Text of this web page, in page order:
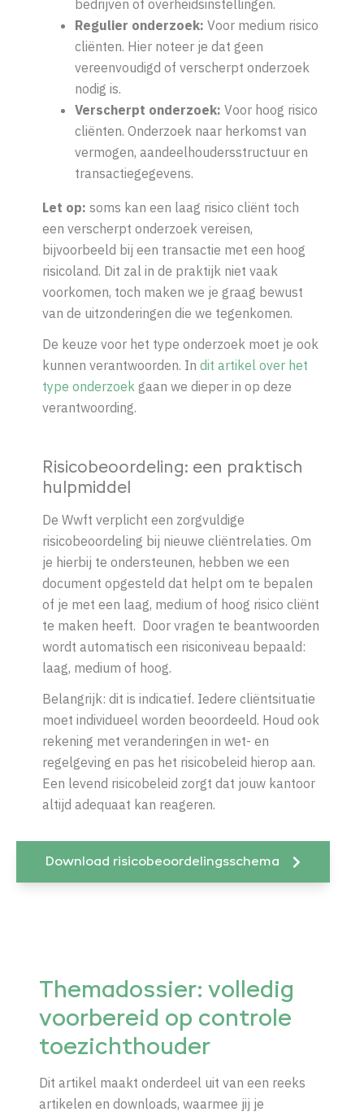
bedrijven of overheidsinstellingen.
Regulier onderzoek: Voor medium risico
cliënten. Hier noteer je dat geen
vereenvoudigd of verscherpt onderzoek
nodig is.
Verscherpt onderzoek: Voor hoog risico
cliënten. Onderzoek naar herkomst van
vermogen, aandeelhoudersstructuur en
transactiegegevens.
Let op: soms kan een laag risico cliënt toch
een verscherpt onderzoek vereisen,
bijvoorbeeld bij een transactie met een hoog
risicoland. Dit zal in de praktijk niet vaak
voorkomen, toch maken we je graag bewust
van de uitzonderingen die we tegenkomen.
De keuze voor het type onderzoek moet je ook
kunnen verantwoorden. In dit artikel over het
type onderzoek gaan we dieper in op deze
verantwoording.
Risicobeoordeling: een praktisch
hulpmiddel
De Wwft verplicht een zorgvuldige
risicobeoordeling bij nieuwe cliëntrelaties. Om
je hierbij te ondersteunen, hebben we een
document opgesteld dat helpt om te bepalen
of je met een laag, medium of hoog risico cliënt
te maken heeft. Door vragen te beantwoorden
wordt automatisch een risiconiveau bepaald:
laag, medium of hoog.
Belangrijk: dit is indicatief. Iedere cliëntsituatie
moet individueel worden beoordeeld. Houd ook
rekening met veranderingen in wet- en
regelgeving en pas het risicobeleid hierop aan.
Een levend risicobeleid zorgt dat jouw kantoor
altijd adequaat kan reageren.
Download risicobeoordelingsschema
Themadossier: volledig
voorbereid op controle
toezichthouder
Dit artikel maakt onderdeel uit van een reeks
artikelen en downloads, waarmee jij je